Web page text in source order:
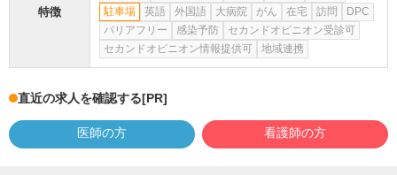
特徴
駐車場
英語 外国語 大病院 がん 在宅 訪問
DPC
バリアフリー
感染予防
セカンドオピニオン受診可
セカンドオピニオン情報提供可
地域連携
直近の求人を確認する[PR]
医師の方 看護師の方